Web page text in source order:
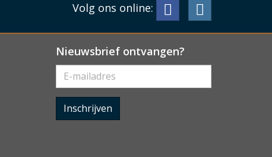
Volg ons online:
Nieuwsbrief ontvangen?
Inschrijven